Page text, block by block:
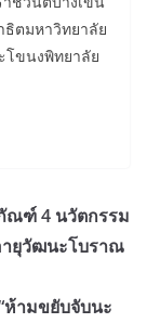
ตมหาวิทยาลัย
โขนงพิทยาลัย
ณฑ์ 4 นวัตกรรม
ายุวัฒนะโบราณ
ห้ามขยับจับนะ